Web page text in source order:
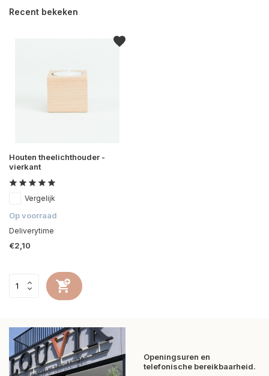
Recent bekeken
Houten theelichthouder -
vierkant
Vergelijk
Op voorraad
Deliverytime
€2,10
Openingsuren en
telefonische bereikbaarheid.